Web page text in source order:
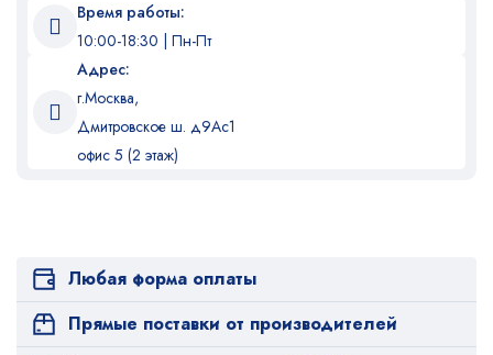
Время работы:
10:00-18:30 | Пн-Пт
Адрес:
г.Москва,
Дмитровское ш. д9Ас1
офис 5 (2 этаж)
Любая форма оплаты
Прямые поставки от производителей